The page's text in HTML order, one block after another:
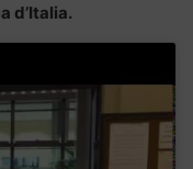
d’Italia.